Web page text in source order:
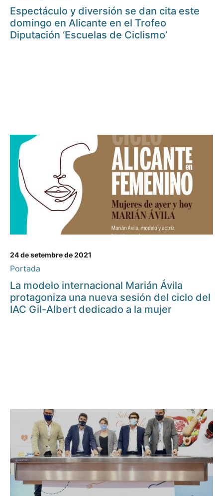
Espectáculo y diversión se dan cita este
domingo en Alicante en el Trofeo
Diputación ‘Escuelas de Ciclismo’
24 de setembre de 2021
Portada
La modelo internacional Marián Ávila
protagoniza una nueva sesión del ciclo del
IAC Gil-Albert dedicado a la mujer